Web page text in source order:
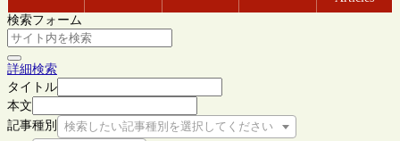
検索フォーム
詳細検索
タイトル
本文
記事種別
検索したい記事種別を選択してください